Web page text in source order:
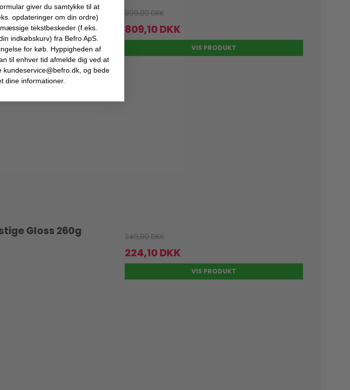
Fibre Rag 270G A4
899,00 DKK
809,10 DKK
VIS PRODUKT
Gloss 260g
249,00 DKK
224,10 DKK
VIS PRODUKT
giver du samtykke til at
opdateringer om din ordre)
tekstbeskeder (f.eks.
indkøbskurv) fra Befro ApS.
for køb. Hyppigheden af
til enhver tid afmelde dig ved at
kundeservice@befro.dk, og bede
dine informationer.